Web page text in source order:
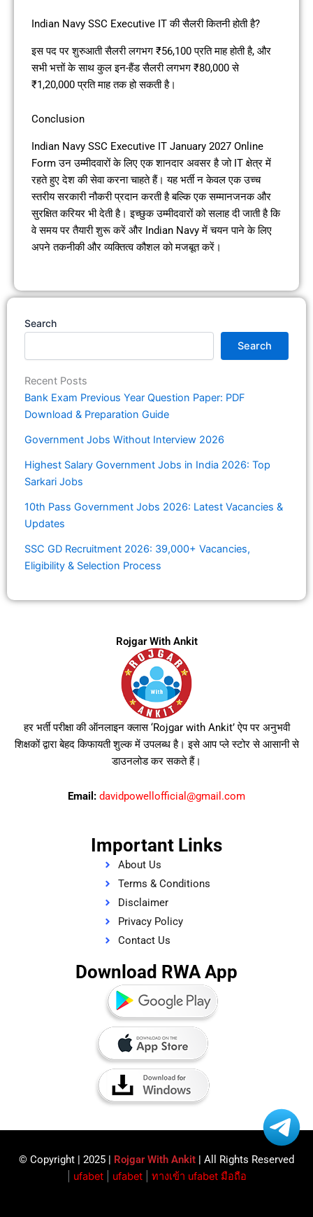
Indian Navy SSC Executive IT की सैलरी कितनी होती है?
इस पद पर शुरुआती सैलरी लगभग ₹56,100 प्रति माह होती है, और
सभी भत्तों के साथ कुल इन-हैंड सैलरी लगभग ₹80,000 से
₹1,20,000 प्रति माह तक हो सकती है।
Conclusion
Indian Navy SSC Executive IT January 2027 Online
Form उन उम्मीदवारों के लिए एक शानदार अवसर है जो IT क्षेत्र में
रहते हुए देश की सेवा करना चाहते हैं। यह भर्ती न केवल एक उच्च
स्तरीय सरकारी नौकरी प्रदान करती है बल्कि एक सम्मानजनक और
सुरक्षित करियर भी देती है। इच्छुक उम्मीदवारों को सलाह दी जाती है कि
वे समय पर तैयारी शुरू करें और Indian Navy में चयन पाने के लिए
अपने तकनीकी और व्यक्तित्व कौशल को मजबूत करें।
Search
Search
Recent Posts
Bank Exam Previous Year Question Paper: PDF
Download & Preparation Guide
Government Jobs Without Interview 2026
Highest Salary Government Jobs in India 2026: Top
Sarkari Jobs
10th Pass Government Jobs 2026: Latest Vacancies &
Updates
SSC GD Recruitment 2026: 39,000+ Vacancies,
Eligibility & Selection Process
Rojgar With Ankit
हर भर्ती परीक्षा की ऑनलाइन क्लास ‘Rojgar with Ankit’ ऐप पर अनुभवी
शिक्षकों द्वारा बेहद किफायती शुल्क में उपलब्ध है। इसे आप प्ले स्टोर से आसानी से
डाउनलोड कर सकते हैं।
Email: davidpowellofficial@gmail.com
Important Links
About Us
Terms & Conditions
Disclaimer
Privacy Policy
Contact Us
Download RWA App
© Copyright | 2025 | Rojgar With Ankit | All Rights Reserved​
ufabet| ufabet| ทางเข้า ufabet มือถือ